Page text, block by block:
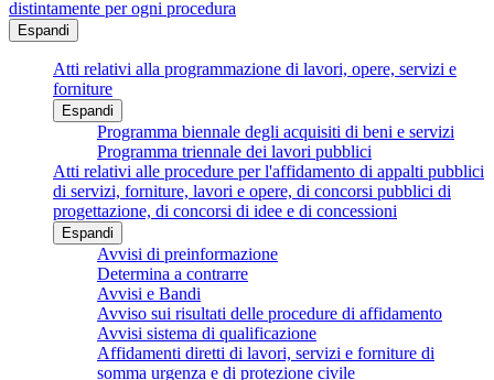
distintamente per ogni procedura
Espandi
Atti relativi alla programmazione di lavori, opere, servizi e
forniture
Espandi
Programma biennale degli acquisiti di beni e servizi
Programma triennale dei lavori pubblici
Atti relativi alle procedure per l'affidamento di appalti pubblici
di servizi, forniture, lavori e opere, di concorsi pubblici di
progettazione, di concorsi di idee e di concessioni
Espandi
Avvisi di preinformazione
Determina a contrarre
Avvisi e Bandi
Avviso sui risultati delle procedure di affidamento
Avvisi sistema di qualificazione
Affidamenti diretti di lavori, servizi e forniture di
somma urgenza e di protezione civile